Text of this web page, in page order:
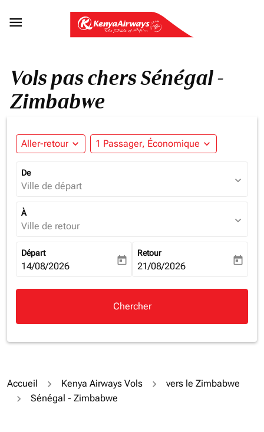

Vols pas chers Sénégal -
Zimbabwe
Aller-retour expand_more 1 Passager, Économique expand_more
De
Ville de départ expand_more
À
Ville de retour expand_more
Départ
fc-booking-departure-date-aria-label
14/08/2026 today
Retour
fc-booking-return-date-aria-
21/08/2026 today
Chercher
Accueil Kenya Airways Vols
vers le Zimbabwe
Sénégal - Zimbabwe